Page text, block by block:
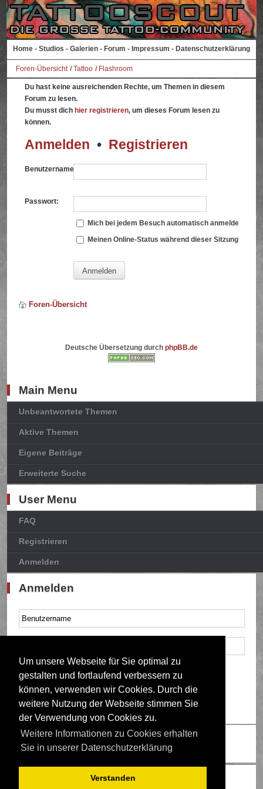
Um unsere Webseite für Sie optimal zu
gestalten und fortlaufend verbessern zu
können, verwenden wir Cookies. Durch die
weitere Nutzung der Webseite stimmen Sie
der Verwendung von Cookies zu.
Weitere Informationen zu Cookies erhalten
Sie in unserer Datenschutzerklärung
Verstanden
Home - Studios - Galerien - Forum - Impressum - Datenschutzerklärung
Foren-Übersicht Tattoo Flashroom
Du hast keine ausreichenden Rechte, um Themen in diesem
Forum zu lesen.
Du musst dich hier registrieren, um dieses Forum lesen zu
können.
Anmelden • Registrieren
Benutzername:
Passwort:
Mich bei jedem Besuch automatisch anmelden
Meinen Online-Status während dieser Sitzung
Foren-Übersicht
Deutsche Übersetzung durch phpBB.de
Main Menu
Unbeantwortete Themen
Aktive Themen
Eigene Beiträge
Erweiterte Suche
User Menu
FAQ
Registrieren
Anmelden
Anmelden
Mich bei jedem Besuch automatisch anmelden
Ändere Schriftgröße
Wer ist online?